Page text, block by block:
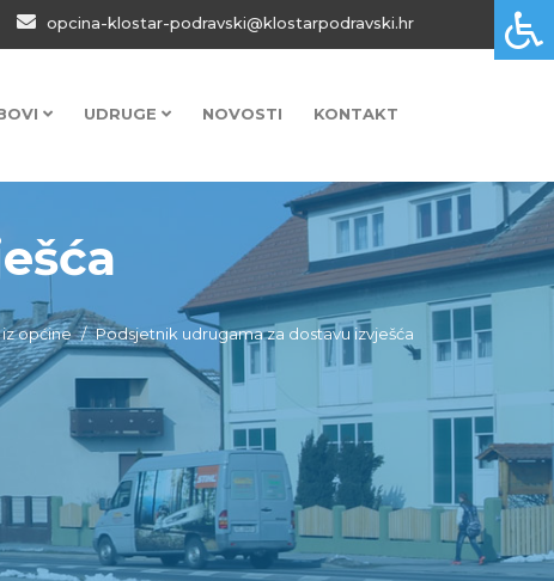
opcina-klostar-podravski@klostarpodravski.hr
UDRUGE NOVOSTI KONTAKT
iz općine Podsjetnik udrugama za dostavu izvješća